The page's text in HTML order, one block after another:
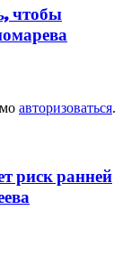
чтобы
авторизоваться.
риск ранней